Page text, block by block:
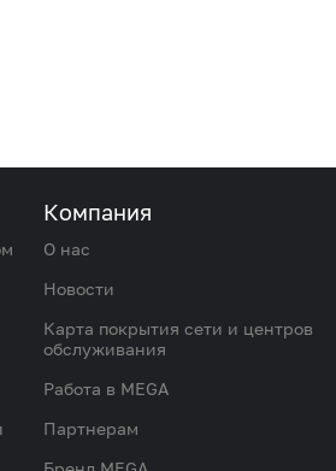
Компания
О нас
Новости
Карта покрытия сети и центров
обслуживания
Работа в MEGA
Партнерам